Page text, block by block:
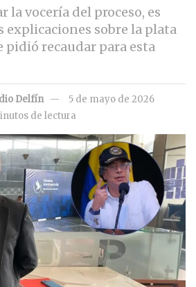
la vocería del proceso, es
explicaciones sobre la plata
pidió recaudar para esta
Delfín
5 de mayo de 2026
de lectura